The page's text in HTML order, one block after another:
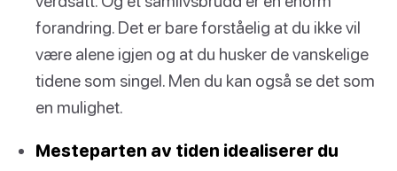
forandring. Det er bare forståelig at du ikke vil
være alene igjen og at du husker de vanskelige
tidene som singel. Men du kan også se det som
en mulighet.
Mesteparten av tiden idealiserer du